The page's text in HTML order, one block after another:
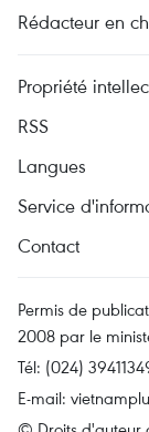
Rédacteur en
Propriété
RSS
Langues
Service
Contact
Permis de
2008 par le
Tél: (024)
E-mail: